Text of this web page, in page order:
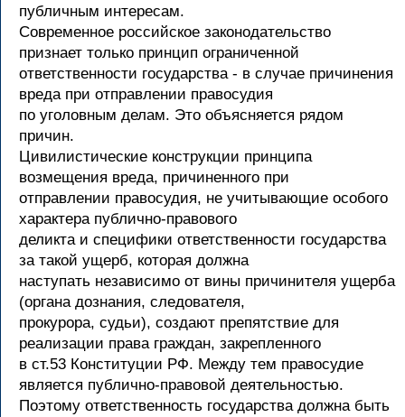
публичным интересам.
Современное российское законодательство
признает только принцип ограниченной
ответственности государства - в случае причинения
вреда при отправлении правосудия
по уголовным делам. Это объясняется рядом
причин.
Цивилистические конструкции принципа
возмещения вреда, причиненного при
отправлении правосудия, не учитывающие особого
характера публично-правового
деликта и специфики ответственности государства
за такой ущерб, которая должна
наступать независимо от вины причинителя ущерба
(органа дознания, следователя,
прокурора, судьи), создают препятствие для
реализации права граждан, закрепленного
в ст.53 Конституции РФ. Между тем правосудие
является публично-правовой деятельностью.
Поэтому ответственность государства должна быть